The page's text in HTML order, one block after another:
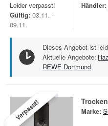
Leider verpasst!
Gültig: 03.11. -
09.11.
Händler:
Dieses Angebot ist
Aktuelle Angebote:
REWE Dortmund
Verpasst! Marke: